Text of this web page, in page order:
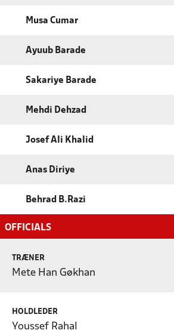
Musa Cumar
Ayuub Barade
Sakariye Barade
Mehdi Dehzad
Josef Ali Khalid
Anas Diriye
Behrad B.Razi
OFFICIALS
TRÆNER
Mete Han Gøkhan
HOLDLEDER
Youssef Rahal